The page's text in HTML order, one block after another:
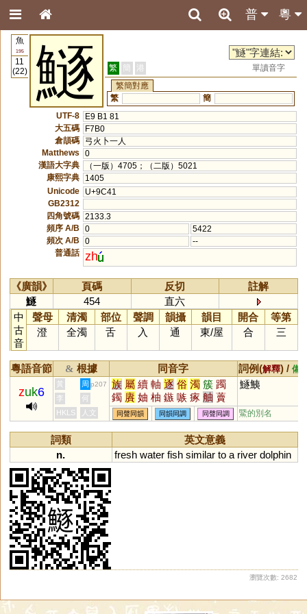
粵
普
魚
195
11
(22)
鱁 繁 簡 港
單讀音字
繁簡對應
繁
簡
UTF-8
E9 B1 81
大五碼
F7B0
倉頡碼
弓火卜一人
Matthews
0
漢語大字典
（一版）4705；（二版）5021
康熙字典
1405
Unicode
U+9C41
GB2312
四角號碼 2133.3
頻序 A/B
0
5422
頻次 A/B
0
--
普通話 zh
《廣韻》 頁碼 反切
註解
鱁
454
直六
中
古
音
聲母 清濁 部位 聲調 韻攝 韻目 開合
等第
澄
全濁 舌 入 通 東/屋 合 三
粵語音節 & 根據 同音字 詞例(解釋) / 備
zuk6
黃 周 p207 族 屬 續 軸 逐 俗 濁 簇 躅
鐲 賡 妯 柚 鏃 嗾 瘃 舳 藚
瘯 蔟 禚 碡 蓫
鱁鮧
李
何
HKLS
人文 同聲同韻 同韻同調 同聲同調 鱀的別名
詞類
英文意義
n.
fresh water fish similar to a river dolphin
瀏覽次數: 2682